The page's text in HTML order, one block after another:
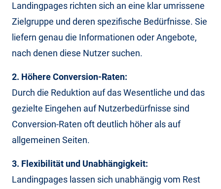
Landingpages richten sich an eine klar umrissene
Zielgruppe und deren spezifische Bedürfnisse. Sie
liefern genau die Informationen oder Angebote,
nach denen diese Nutzer suchen.
2. Höhere Conversion-Raten:
Durch die Reduktion auf das Wesentliche und das
gezielte Eingehen auf Nutzerbedürfnisse sind
Conversion-Raten oft deutlich höher als auf
allgemeinen Seiten.
3. Flexibilität und Unabhängigkeit:
Landingpages lassen sich unabhängig vom Rest